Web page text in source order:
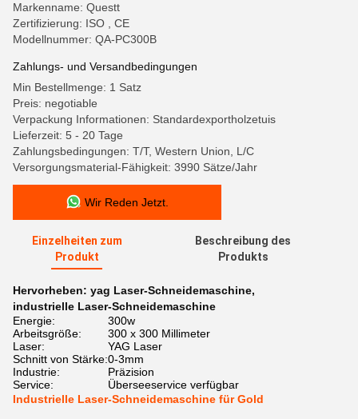
Markenname: Questt
Zertifizierung: ISO , CE
Modellnummer: QA-PC300B
Zahlungs- und Versandbedingungen
Min Bestellmenge: 1 Satz
Preis: negotiable
Verpackung Informationen: Standardexportholzetuis
Lieferzeit: 5 - 20 Tage
Zahlungsbedingungen: T/T, Western Union, L/C
Versorgungsmaterial-Fähigkeit: 3990 Sätze/Jahr
Wir Reden Jetzt.
Einzelheiten zum
Produkt
Beschreibung des
Produkts
Hervorheben: yag Laser-Schneidemaschine,
industrielle Laser-Schneidemaschine
Energie:
300w
Arbeitsgröße:
300 x 300 Millimeter
Laser:
YAG Laser
Schnitt von Stärke:0-3mm
Industrie:
Präzision
Service:
Überseeservice verfügbar
Industrielle Laser-Schneidemaschine für Gold